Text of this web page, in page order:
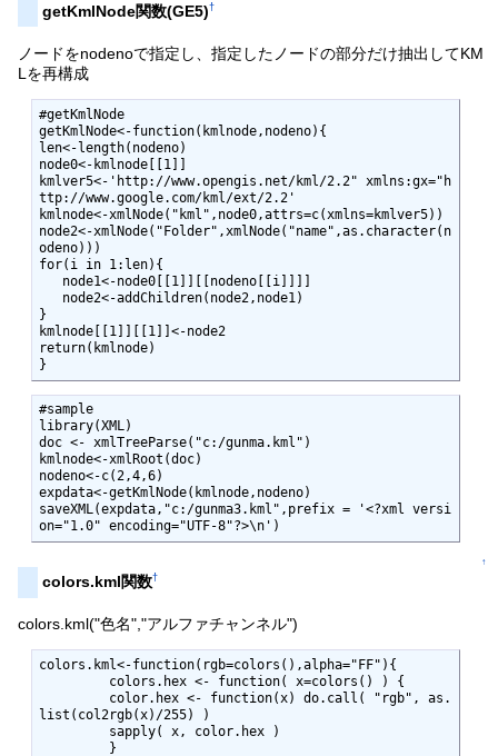
getKmlNode関数(GE5)†
ノードをnodenoで指定し、指定したノードの部分だけ抽出してKM
Lを再構成
#getKmlNode
getKmlNode<-function(kmlnode,nodeno){
len<-length(nodeno)
node0<-kmlnode[[1]]
kmlver5<-'http://www.opengis.net/kml/2.2" xmlns:gx="h
ttp://www.google.com/kml/ext/2.2'
kmlnode<-xmlNode("kml",node0,attrs=c(xmlns=kmlver5))
node2<-xmlNode("Folder",xmlNode("name",as.character(n
odeno)))
for(i in 1:len){
}
kmlnode[[1]][[1]]<-node2
return(kmlnode)
}
#sample
library(XML)
doc <- xmlTreeParse("c:/gunma.kml")
kmlnode<-xmlRoot(doc)
nodeno<-c(2,4,6)
expdata<-getKmlNode(kmlnode,nodeno)
saveXML(expdata,"c:/gunma3.kml",prefix = '<?xml versi
on="1.0" encoding="UTF-8"?>\n')
↑
colors.kml関数†
colors.kml("色名","アルファチャンネル")
colors.kml<-function(rgb=colors(),alpha="FF"){
list(col2rgb(x)/255) )